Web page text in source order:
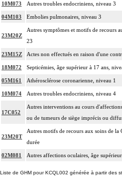
10M073 Autres troubles endocriniens, niveau 3
04M103 Embolies pulmonaires, niveau 3
23M20Z
Autres symptômes et motifs de recours
23
23M15Z Actes non effectués en raison d'une
18M072 Septicémies, âge supérieur à 17 ans,
05M161 Athérosclérose coronarienne, niveau 1
10M074 Autres troubles endocriniens, niveau 4
17C052
Autres interventions au cours
ou de tumeurs de siège imprécis ou
23M20T
Autres motifs de recours aux soins de la
durée
02M081 Autres affections oculaires, âge
Liste de GHM pour KCQL002 générée à partir des